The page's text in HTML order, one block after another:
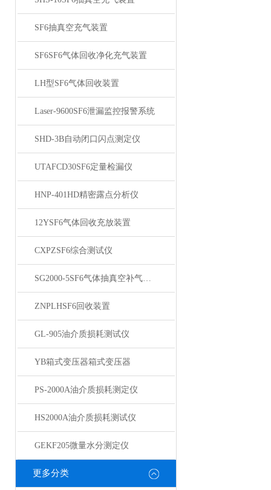
SF6抽真空充气装置
SF6SF6气体回收净化充气装置
LH型SF6气体回收装置
Laser-9600SF6泄漏监控报警系统
SHD-3B自动闭口闪点测定仪
UTAFCD30SF6定量检漏仪
HNP-401HD精密露点分析仪
12YSF6气体回收充放装置
CXPZSF6综合测试仪
SG2000-5SF6气体抽真空补气装置
ZNPLHSF6回收装置
GL-905油介质损耗测试仪
YB箱式变压器箱式变压器
PS-2000A油介质损耗测定仪
HS2000A油介质损耗测试仪
GEKF205微量水分测定仪
更多分类